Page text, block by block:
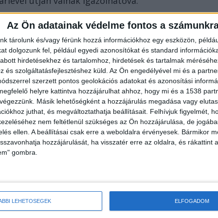
Az Ön adatainak védelme fontos a
tárolunk és/vagy férünk hozzá információkhoz egy eszközön,
dolgozunk fel, például egyedi azonosítókat és standard
hirdetésekhez és tartalomhoz, hirdetések és tartalmak
és szolgáltatásfejlesztéshez küld. Az Ön engedélyével mi és a
szerzett pontos geolokációs adatokat és azonosítási
helyre kattintva hozzájárulhat ahhoz, hogy mi és a 1538
Másik lehetőségként a hozzájárulás megadása vagy
juthat, és megváltoztathatja beállításait. Felhívjuk figyelmét,
nem feltétlenül szükséges az Ön hozzájárulása, de
ellen. A beállításai csak erre a weboldalra érvényesek. Bármikor
hozzájárulását, ha visszatér erre az oldalra, és rákattint
gombra.
LEHETŐSÉGEK ELFOGADOM
és a címzett adatait, az áru
továbbá az átvétel és a kiszolgáltatás
hanem a fuvarozás tényét és paramétereit
közötti elszámolás, illetve egy esetleges
bizonyítékként szolgálhat.
esetei
értelmében díj ellenében végzett belföldi
szabályszerűen kiállított fuvarlevél
Ennek hiánya nem csupán adminisztratív
járó szabályszegés lehet.